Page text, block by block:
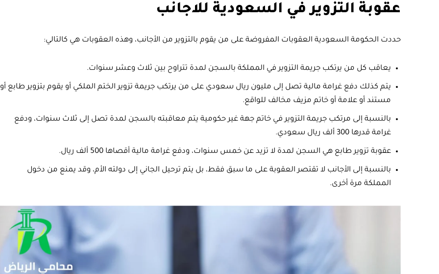
عقوبة التزوير في السعودية للاجانب
حددت الحكومة السعودية العقوبات المفروضة على من يقوم بالتزوير من الأجانب، وهذه العقوبات هي كالتالي:
يعاقب كل من يرتكب جريمة التزوير في المملكة بالسجن لمدة تتراوح بين ثلاث وعشر سنوات.
يتم كذلك دفع غرامة مالية تصل إلى مليون ريال سعودي على من يرتكب جريمة تزوير الختم الملكي أو يقوم بتزوير طابع أو
مستند أو علامة أو خاتم مزيف مخالف للواقع.
بالنسبة إلى مرتكب جريمة التزوير في خاتم جهة غير حكومية يتم معاقبته بالسجن لمدة تصل إلى ثلاث سنوات، ودفع
غرامة قدرها 300 ألف ريال سعودي.
عقوبة تزوير طابع هي السجن لمدة لا تزيد عن خمس سنوات، ودفع غرامة مالية أقصاها 500 ألف ريال.
بالنسبة إلى الأجانب لا تقتصر العقوبة على ما سبق فقط، بل يتم ترحيل الجاني إلى دولته الأم، وقد يمنع من دخول
المملكة مرة أخرى.